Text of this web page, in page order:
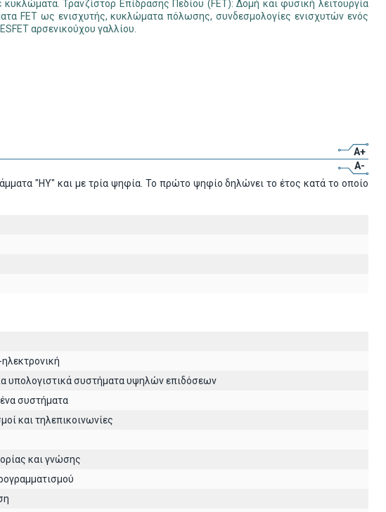
Τρανζίστορ Επίδρασης Πεδίου (FET): Δοµή και φυσική λειτουργία
FET ως ενισχυτής, κυκλώµατα πόλωσης, συνδεσµολογίες ενισχυτών ενός
αρσενικούχου γαλλίου.
A+
A-
"ΗΥ" και με τρία ψηφία. Το πρώτο ψηφίο δηλώνει το έτος κατά το οποίο
υπολογιστικά συστήματα υψηλών επιδόσεων
συστήματα
και τηλεπικοινωνίες
και γνώσης